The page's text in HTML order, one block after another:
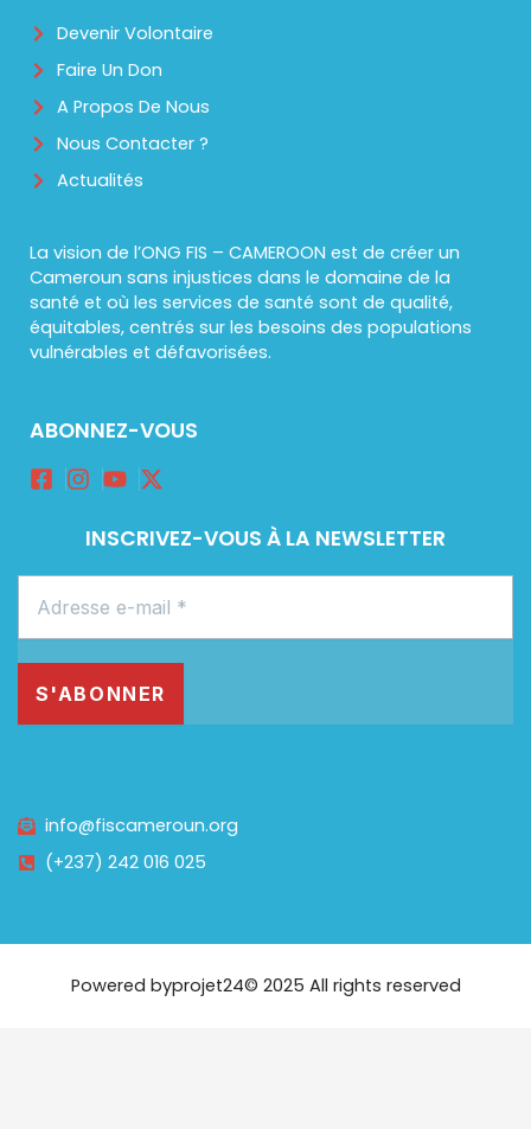
Devenir Volontaire
Faire Un Don
A Propos De Nous
Nous Contacter ?
Actualités
La vision de l’ONG FIS – CAMEROON est de créer un
Cameroun sans injustices dans le domaine de la
santé et où les services de santé sont de qualité,
équitables, centrés sur les besoins des populations
vulnérables et défavorisées.
ABONNEZ-VOUS
INSCRIVEZ-VOUS À LA NEWSLETTER
info@fiscameroun.org
(+237) 242 016 025
Powered byprojet24© 2025 All rights reserved